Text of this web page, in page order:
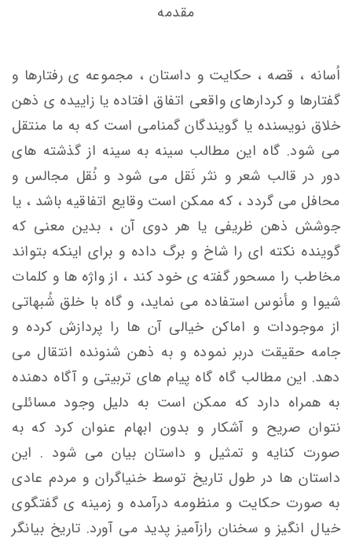
مقدمه
اُسانه ، قصه ، حکایت و داستان ، مجموعه ی رفتارها و
گفتارها و کردارهای واقعی اتفاق افتاده یا زاییده ی ذهن
خلاق نویسنده یا گویندگان گمنامی است که به ما منتقل
می شود. گاه این مطالب سینه به سینه از گذشته های
دور در قالب شعر و نثر نَقل می شود و نُقل مجالس و
محافل می گردد ، که ممکن است وقایع اتفاقیه باشد ، یا
جوشش ذهن ظریفی یا هر دوی آن ، بدین معنی که
گوینده نکته ای را شاخ و برگ داده و برای اینکه بتواند
مخاطب را مسحور گفته ی خود کند ، از واژه ها و کلمات
شیوا و مأنوس استفاده می نماید، و گاه با خلق شُبهاتی
از موجودات و اماکن خیالی آن ها را پردازش کرده و
جامه حقیقت دربر نموده و به ذهن شنونده انتقال می
دهد. این مطالب گاه گاه پیام های تربیتی و آگاه دهنده
به همراه دارد که ممکن است به دلیل وجود مسائلی
نتوان صریح و آشکار و بدون ابهام عنوان کرد که به
صورت کنایه و تمثیل و داستان بیان می شود . این
داستان ها در طول تاریخ توسط خنیاگران و مردم عادی
به صورت حکایت و منظومه درآمده و زمینه ی گفتگوی
خیال انگیز و سخنان رازآمیز پدید می آورد. تاریخ بیانگر